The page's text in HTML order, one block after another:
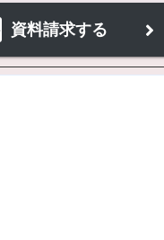
資料請求する